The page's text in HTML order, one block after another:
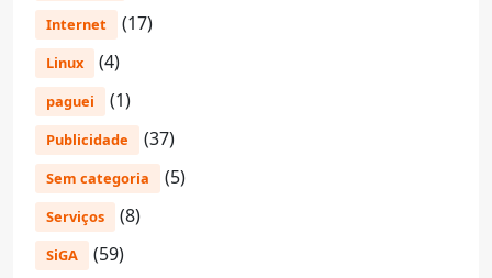
Internet (17)
Linux (4)
paguei (1)
Publicidade (37)
Sem categoria (5)
Serviços (8)
SiGA (59)